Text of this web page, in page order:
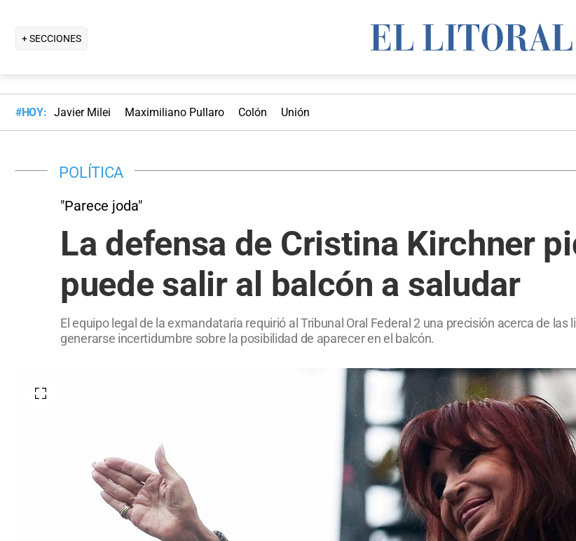
+ SECCIONES
#HOY: Javier Milei Maximiliano Pullaro Colón Unión
POLÍTICA
"Parece joda"
La defensa de Cristina Kirchner
puede salir al balcón a saludar
El equipo legal de la exmandataria requirió al Tribunal Oral Federal 2 una precisión acerca de
generarse incertidumbre sobre la posibilidad de aparecer en el balcón.